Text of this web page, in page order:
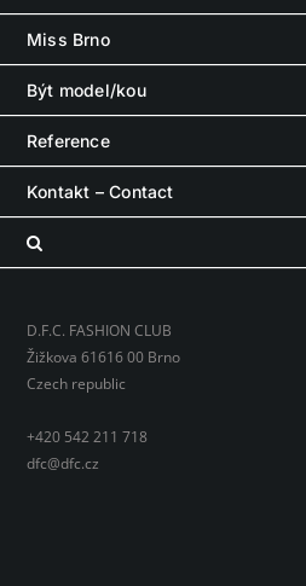
Miss Brno
Být model/kou
Reference
Kontakt – Contact
D.F.C. FASHION CLUB
Žižkova 61616 00 Brno
Czech republic
+420 542 211 718
dfc@dfc.cz